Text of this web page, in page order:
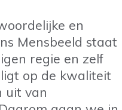
en
Mensbeeld staat
regie en zelf
op de kwaliteit
uit van